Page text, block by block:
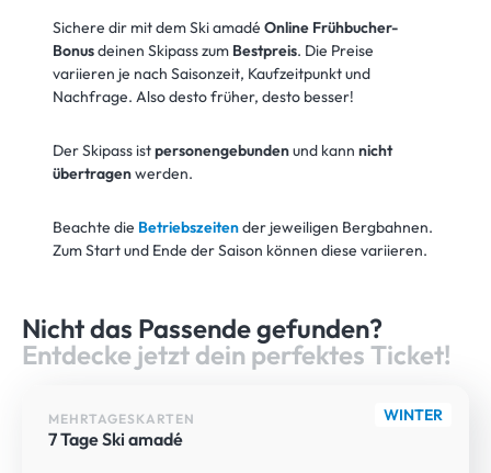
Sichere dir mit dem Ski amadé Online Frühbucher-
Bonusdeinen Skipass zum Bestpreis. Die Preise
variieren je nach Saisonzeit, Kaufzeitpunkt und
Nachfrage. Also desto früher, desto besser!
Der Skipass istpersonengebundenund kann nicht
übertragenwerden.
Beachte die Betriebszeitender jeweiligen Bergbahnen.
Zum Start und Ende der Saison können diese variieren.
Nicht das Passende gefunden?
Entdecke jetzt dein perfektes Ticket!
WINTER
MEHRTAGESKARTEN
7 Tage Ski amadé